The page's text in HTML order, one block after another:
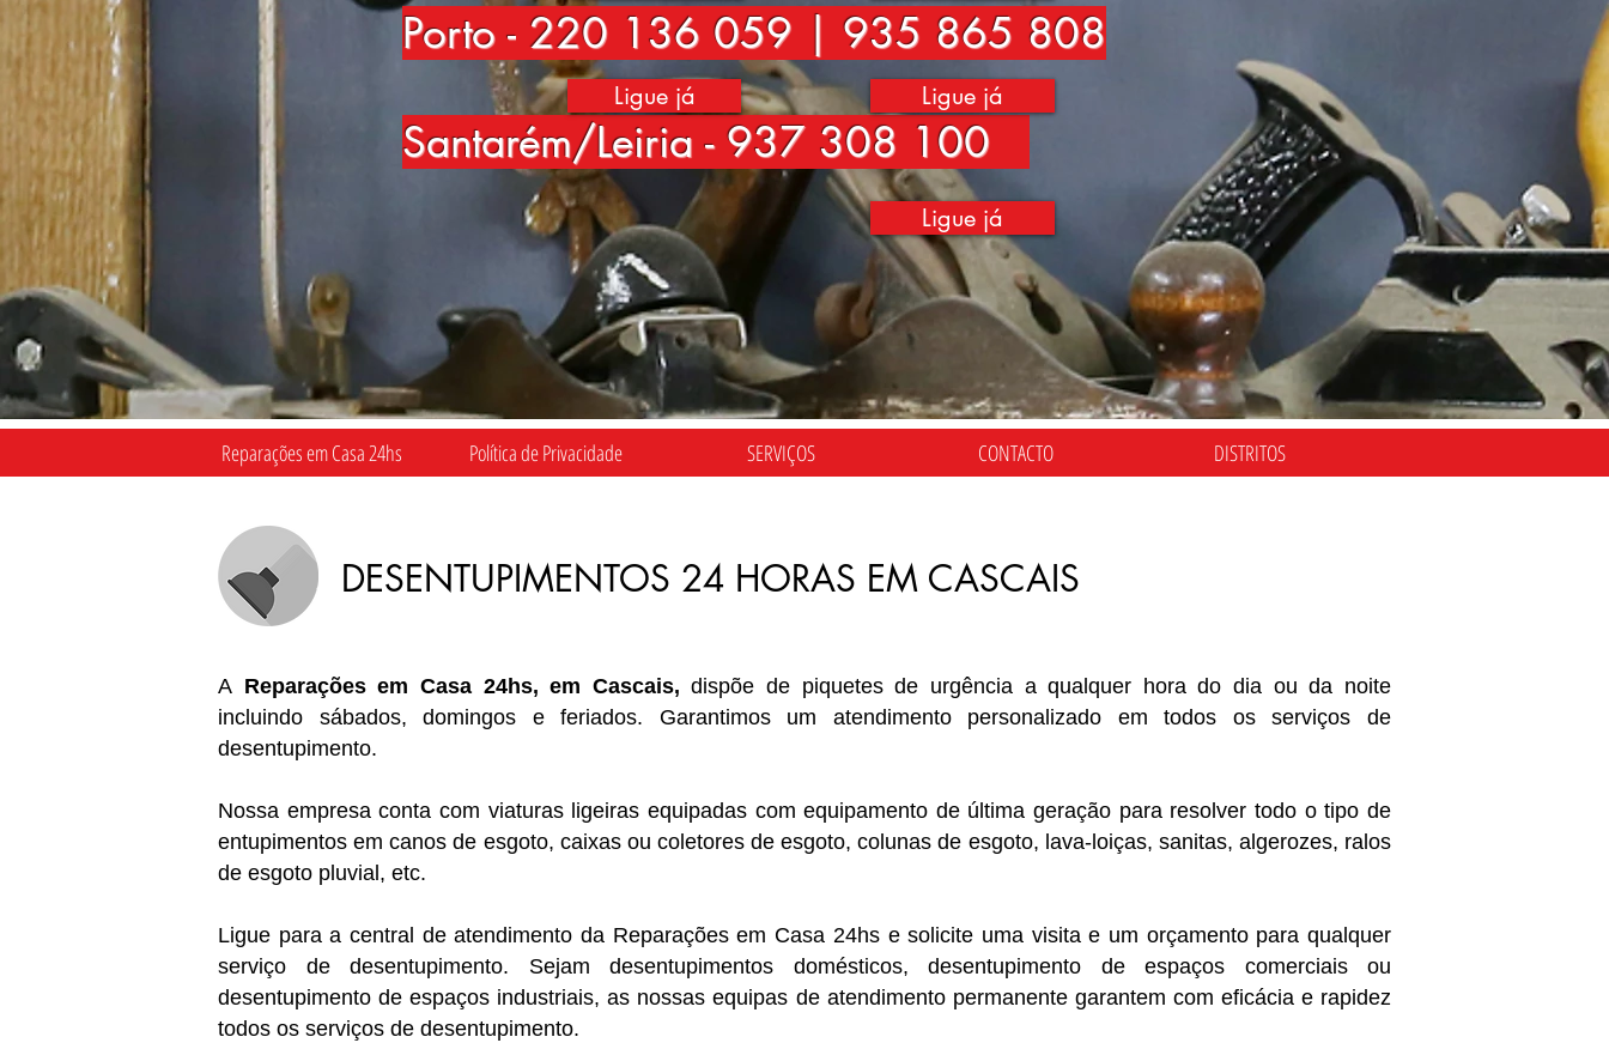
Porto - 220 136 059 | 935 865 808
Santarém/Leiria - 937 308 100
Ligue já Ligue já
Ligue já
Reparações em Casa 24hs Política de Privacidade SERVIÇOS CONTACTO DISTRITOS
DESENTUPIMENTOS 24 HORAS EM CASCAIS
A Reparações em Casa 24hs, em Cascais, dispõe de piquetes de urgência a qualquer hora do dia ou da noite
incluindo sábados, domingos e feriados. Garantimos um atendimento personalizado em todos os serviços de
desentupimento.
Nossa empresa conta com viaturas ligeiras equipadas com equipamento de última geração para resolver todo o tipo de
entupimentos em canos de esgoto, caixas ou coletores de esgoto, colunas de esgoto, lava-loiças, sanitas, algerozes, ralos
de esgoto pluvial, etc.
Ligue para a central de atendimento da Reparações em Casa 24hs e solicite uma visita e um orçamento para qualquer
serviço de desentupimento. Sejam desentupimentos domésticos, desentupimento de espaços comerciais ou
desentupimento de espaços industriais, as nossas equipas de atendimento permanente garantem com eficácia e rapidez
todos os serviços de desentupimento.